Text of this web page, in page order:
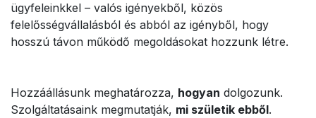
ügyfeleinkkel – valós igényekből, közös
felelősségvállalásból és abból az igényből, hogy
hosszú távon működő megoldásokat hozzunk létre.
Hozzáállásunk meghatározza, hogyan dolgozunk.
Szolgáltatásaink megmutatják, mi születik ebből.